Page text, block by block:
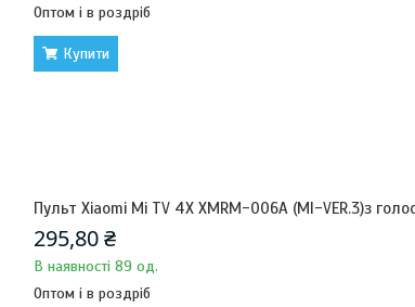
Оптом і в роздріб
Купити
Пульт Xiaomi Mi TV 4X XMRM-006A (MI-VER.3)з
295,80 ₴
В наявності 89 од.
Оптом і в роздріб